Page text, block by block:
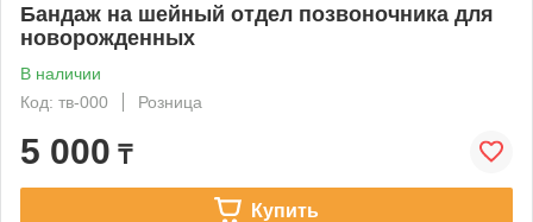
Бандаж на шейный отдел позвоночника для
новорожденных
В наличии
Код: тв-000
Розница
5 000 ₸
Купить